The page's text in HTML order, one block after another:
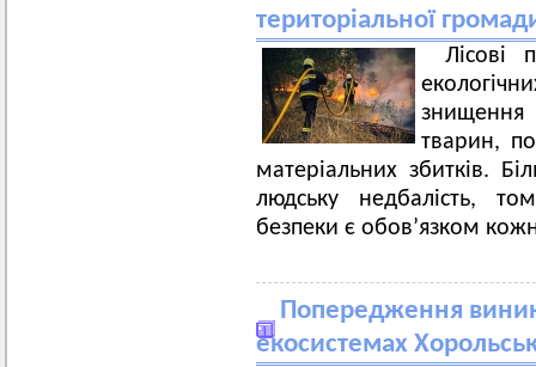
територіальної
Лісові
тварин,
матеріальних збитків.
людську недбалість,
безпеки є обов’язком
Попередження
екосистемах